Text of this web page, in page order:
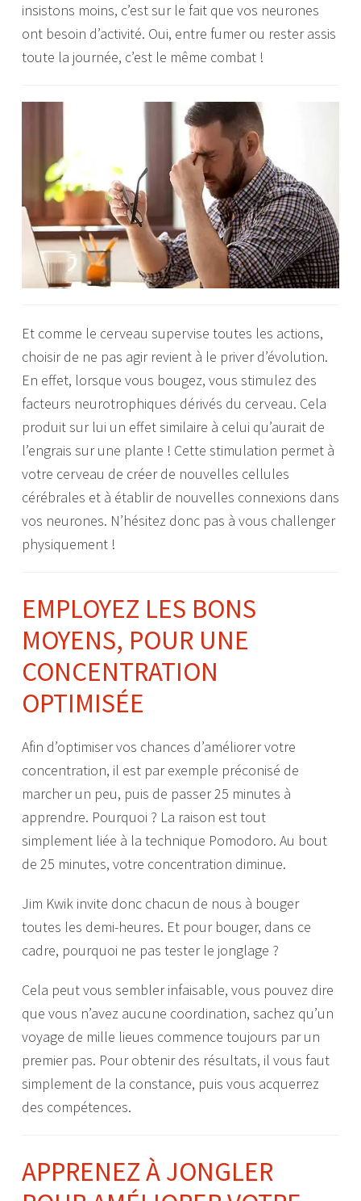
insistons moins, c’est sur le fait que vos neurones
ont besoin d’activité. Oui, entre fumer ou rester assis
toute la journée, c’est le même combat !
Et comme le cerveau supervise toutes les actions,
choisir de ne pas agir revient à le priver d’évolution.
En effet, lorsque vous bougez, vous stimulez des
facteurs neurotrophiques dérivés du cerveau. Cela
produit sur lui un effet similaire à celui qu’aurait de
l’engrais sur une plante ! Cette stimulation permet à
votre cerveau de créer de nouvelles cellules
cérébrales et à établir de nouvelles connexions dans
vos neurones. N’hésitez donc pas à vous challenger
physiquement !
EMPLOYEZ LES BONS
MOYENS, POUR UNE
CONCENTRATION
OPTIMISÉE
Afin d’optimiser vos chances d’améliorer votre
concentration, il est par exemple préconisé de
marcher un peu, puis de passer 25 minutes à
apprendre. Pourquoi ? La raison est tout
simplement liée à la technique Pomodoro. Au bout
de 25 minutes, votre concentration diminue.
Jim Kwik invite donc chacun de nous à bouger
toutes les demi-heures. Et pour bouger, dans ce
cadre, pourquoi ne pas tester le jonglage ?
Cela peut vous sembler infaisable, vous pouvez dire
que vous n’avez aucune coordination, sachez qu’un
voyage de mille lieues commence toujours par un
premier pas. Pour obtenir des résultats, il vous faut
simplement de la constance, puis vous acquerrez
des compétences.
APPRENEZ À JONGLER